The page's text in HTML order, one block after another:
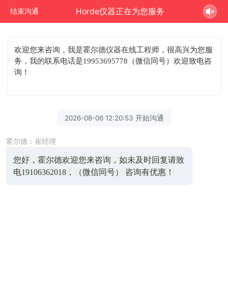
结束沟通 Horde仪器正在为您服务
欢迎您来咨询 ，我是霍尔德仪器在线工程师，很高兴为您服
务，我的联系电话是19953695778（微信同号）欢迎致电咨
询！
2026-08-06 12:20:53 开始沟通
霍尔德：崔经理
您好，霍尔德欢迎您来咨询，如未及时回复请致
电19106362018，（微信同号） 咨询有优惠！